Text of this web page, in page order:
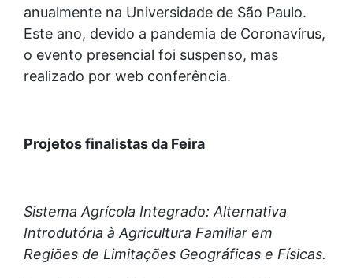
anualmente na Universidade de São Paulo.
Este ano, devido a pandemia de Coronavírus,
o evento presencial foi suspenso, mas
realizado por web conferência.
Projetos finalistas da Feira
Sistema Agrícola Integrado: Alternativa
Introdutória à Agricultura Familiar em
Regiões de Limitações Geográficas e Físicas.